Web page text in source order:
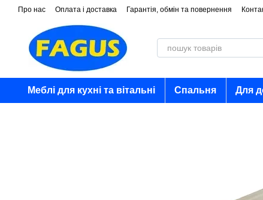
Перейти до основного контенту
Про нас Оплата і доставка Гарантія, обмін та повернення
Меблі для кухні та вітальні Спальня Для